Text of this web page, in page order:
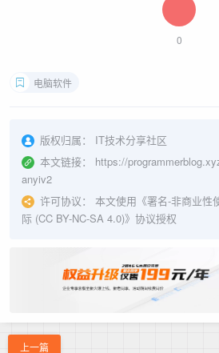
0
电脑软件
版权归属：
IT技术分享社区
本文链接：
https://
anyiv2
许可协议：
本文使用《署名-非商业性
际 (CC BY-NC-SA 4.0)》协议授权
上一篇